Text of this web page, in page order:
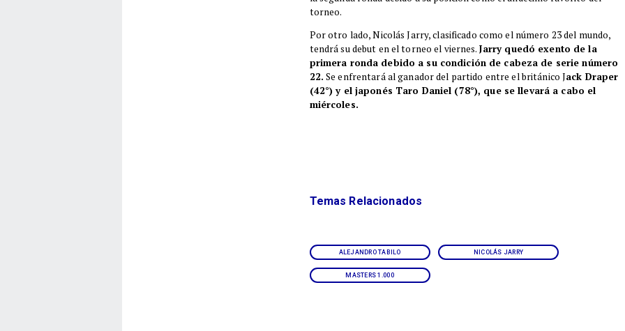
torneo.
Por otro lado, Nicolás Jarry, clasificado como el número 23 del mundo,
tendrá su debut en el torneo el viernes. Jarry quedó exento de la
primera ronda debido a su condición de cabeza de serie número
22. Se enfrentará al ganador del partido entre el británico Jack Draper
(42°) y el japonés Taro Daniel (78°), que se llevará a cabo el
miércoles.
ALEJANDRO TABILO NICOLÁS JARRY
MASTERS 1.000
Temas Relacionados